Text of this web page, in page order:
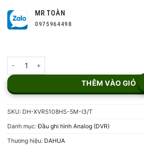
MR TOÀN
0975964498
THÊM VÀO GIỎ
SKU: DH-XVR5108HS-5M-I3/T
Danh mục:Đầu ghi hình Analog (DVR)
Thương hiệu: DAHUA